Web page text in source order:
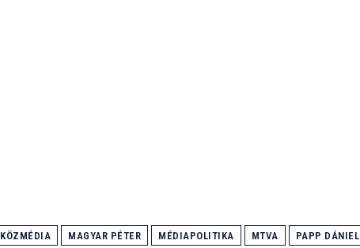
KÖZMÉDIA MAGYAR PÉTER MÉDIAPOLITIKA MTVA PAPP DÁNIEL